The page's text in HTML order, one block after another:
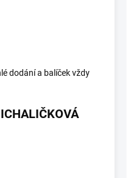
dodání a balíček vždy